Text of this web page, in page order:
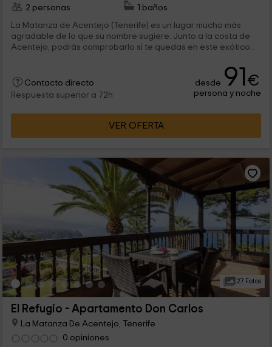
2 personas
1 baños
La Matanza de Acentejo (Tenerife) es un lugar mucho más
agradable de lo que su nombre sugiere. Junto a la costa de
Acentejo, podrás comprobarlo si te quedas en este exótico...
Contacto directo
Respuesta superior a 72h
desde 91€
persona y noche
VER OFERTA
27 Fotos
El Refugio - Apartamento Don Carlos
La Matanza De Acentejo, Tenerife
0 opiniones